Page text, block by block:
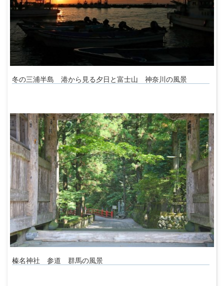
冬の三浦半島 港から見る夕日と富士山 神奈川の風景
榛名神社 参道 群馬の風景